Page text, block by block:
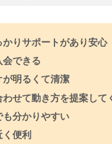
かりサポートがあり安心
会できる
が明るくて清潔
わせて動き方を提案して
も分かりやすい
便利